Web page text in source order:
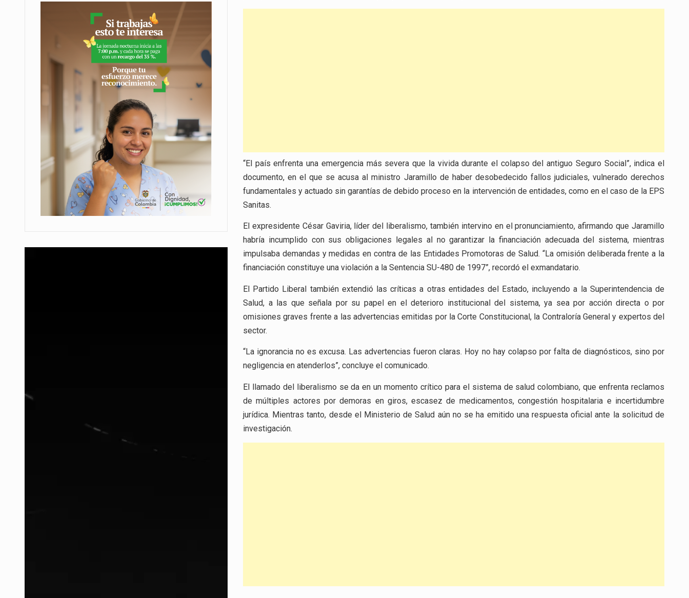
“El país enfrenta una emergencia más severa que la vivida durante el colapso del antiguo Seguro Social”, indica el
documento, en el que se acusa al ministro Jaramillo de haber desobedecido fallos judiciales, vulnerado derechos
fundamentales y actuado sin garantías de debido proceso en la intervención de entidades, como en el caso de la EPS
Sanitas.
El expresidente César Gaviria, líder del liberalismo, también intervino en el pronunciamiento, afirmando que Jaramillo
habría incumplido con sus obligaciones legales al no garantizar la financiación adecuada del sistema, mientras
impulsaba demandas y medidas en contra de las Entidades Promotoras de Salud. “La omisión deliberada frente a la
financiación constituye una violación a la Sentencia SU-480 de 1997”, recordó el exmandatario.
El Partido Liberal también extendió las críticas a otras entidades del Estado, incluyendo a la Superintendencia de
Salud, a las que señala por su papel en el deterioro institucional del sistema, ya sea por acción directa o por
omisiones graves frente a las advertencias emitidas por la Corte Constitucional, la Contraloría General y expertos del
sector.
“La ignorancia no es excusa. Las advertencias fueron claras. Hoy no hay colapso por falta de diagnósticos, sino por
negligencia en atenderlos”, concluye el comunicado.
El llamado del liberalismo se da en un momento crítico para el sistema de salud colombiano, que enfrenta reclamos
de múltiples actores por demoras en giros, escasez de medicamentos, congestión hospitalaria e incertidumbre
jurídica. Mientras tanto, desde el Ministerio de Salud aún no se ha emitido una respuesta oficial ante la solicitud de
investigación.